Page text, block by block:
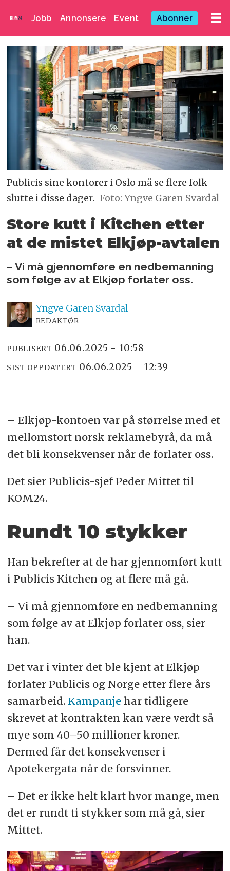
Jobb Annonsere Event Abonner
Publicis sine kontorer i Oslo må se flere folk
slutte i disse dager. Foto: Yngve Garen Svardal
Store kutt i Kitchen etter
at de mistet Elkjøp-avtalen
– Vi må gjennomføre en nedbemanning
som følge av at Elkjøp forlater oss.
Yngve Garen Svardal
REDAKTØR
PUBLISERT 06.06.2025 - 10:58
SIST OPPDATERT 06.06.2025 - 12:39
– Elkjøp-kontoen var på størrelse med et
mellomstort norsk reklamebyrå, da må
det bli konsekvenser når de forlater oss.
Det sier Publicis-sjef Peder Mittet til
KOM24.
Rundt 10 stykker
Han bekrefter at de har gjennomført kutt
i Publicis Kitchen og at flere må gå.
– Vi må gjennomføre en nedbemanning
som følge av at Elkjøp forlater oss, sier
han.
Det var i vinter det ble kjent at Elkjøp
forlater Publicis og Norge etter flere års
samarbeid. Kampanjehar tidligere
skrevet at kontrakten kan være verdt så
mye som 40–50 millioner kroner.
Dermed får det konsekvenser i
Apotekergata når de forsvinner.
– Det er ikke helt klart hvor mange, men
det er rundt ti stykker som må gå, sier
Mittet.